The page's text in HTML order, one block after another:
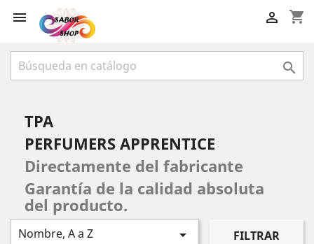
 shopping_cart


TPA
PERFUMERS APPRENTICE
Directamente del fabricante
Garantía de la calidad absoluta
del producto.
Nombre, A a Z  FILTRAR